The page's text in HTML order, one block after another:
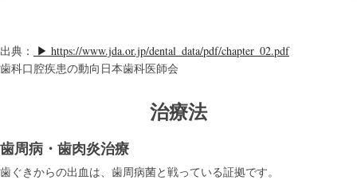
出典：
▶︎ https://www.jda.or.jp/dental_data/pdf/chapter_02.pdf
歯科口腔疾患の動向日本歯科医師会
治療法
歯周病・歯肉炎治療
歯ぐきからの出血は、歯周病菌と戦っている証拠です。